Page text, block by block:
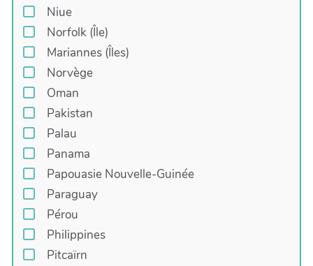
Niue
Norfolk (Île)
Mariannes (Îles)
Norvège
Oman
Pakistan
Palau
Panama
Papouasie Nouvelle-Guinée
Paraguay
Pérou
Philippines
Pitcaïrn